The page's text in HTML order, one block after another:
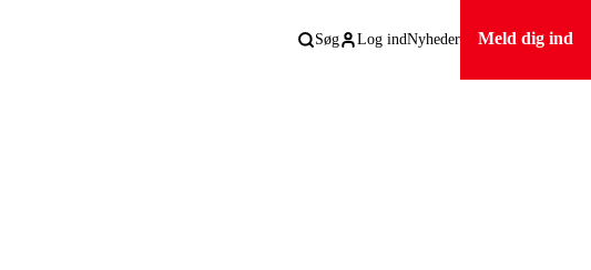
Søg Log indNyheder Meld dig ind